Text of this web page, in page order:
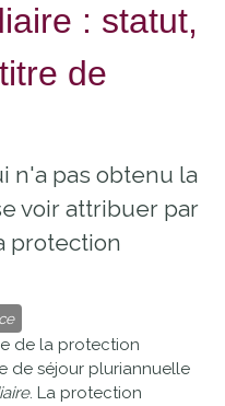
: statut,
de
n'a pas obtenu la
voir attribuer par
protection
de la protection
de séjour pluriannuelle
. La protection